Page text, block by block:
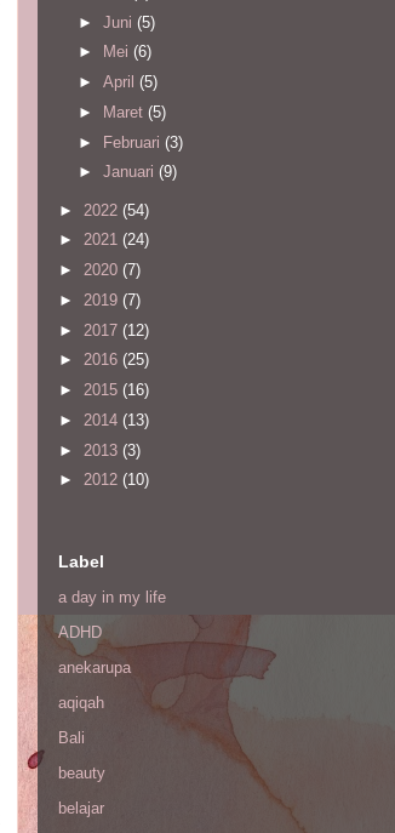
► Juni (5)
►
Mei (6)
► April (5)
►
Maret (5)
► Februari (3)
► Januari (9)
► 2022 (54)
► 2021 (24)
► 2020 (7)
► 2019 (7)
► 2017 (12)
► 2016 (25)
► 2015 (16)
► 2014 (13)
► 2013 (3)
► 2012 (10)
Label
a day in my life
ADHD
anekarupa
aqiqah
Bali
beauty
belajar